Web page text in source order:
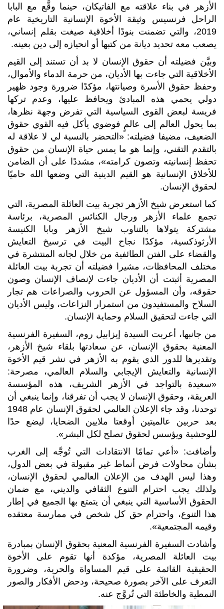
الأزهر في بناء علاقته مع الفاتيكان، حينما وقَّع مع البابا
الراحل فرنسيس وثيقة الأخوة الإنسانية التاريخية عام
2019، والتي تضمنت بنودًا أخلاقية صيغت بقلم إنساني،
يصعب معه تحديد ديانة من كتبها أو انحيازه إلى دين بعينه.
وبيَّن فضيلته أن حقوق الإنسان لا بد أن تستند إلى القيم
الأخلاقية التي جاءت بها الأديان، من حرمة الدماء والأموال،
وحفظ حقوق الأسرة وصيانتها، مؤكدًا ضرورة وجود ظهير
دولي يحمي هذه المبادئ ويحافظ عليها، وعدم تركها
فريسة لبعض القوى السياسية التي تفرض وجهة نظرها،
بما يحول العالم إلى عالمٍ فوضوي يأكل فيه القوي حقوق
الضعيف، مضيفا فضيلته: «التحضر بالنسبة لي لا علاقة له
بالتقدم التقني، وإنما هو ما يمس حياة الإنسان من حقوق
تحفظ إنسانيته وتصون كرامته»، مشددًا على أن الضامن
للأخلاق الإنسانية هو القيم الدينية التي وضعها الله حاميًا
لحقوق الإنسان.
كما استعرض شيخ الأزهر تجربة بيت العائلة المصرية، التي
تجمع علماء الأزهر ورجال الكنائس المصرية، برئاسة
مشتركة يتولاها بالتناوب شيخ الأزهر وبابا الكنيسة
الأرثوذكسية، مؤكدًا نجاح البيت في ترسيخ التعايش
والقضاء على الفتن الطائفية من خلال لجانه المنتشرة في
مختلف المحافظات، مشيرا فضيلته أن تجربة بيت العائلة
المصرية أثبتت أن الأديان جاءت لإنصاف الإنسان وصون
حقوقه، وأن المسؤول عن الحروب والصراعات هم تجار
السلاح والمستفيدون من استمرار النزاعات، وليس الأديان
التي جاءت لتحقيق السلام وحماية الإنسان.
من جانبها، أعربت السيدة إيزابيل روم، السفيرة الفرنسية
المعنية بحقوق الإنسان، عن سعادتها بلقاء شيخ الأزهر،
وتقديرها للدور الذي يقوم به الأزهر في نشر قيم الأخوة
الإنسانية والتعايش الإيجابي والسلام العالمي، مصرحة:
«سعيدة بالتواجد في الأزهر الشريف، هذه المؤسسة
العريقة، وحقوق الإنسان لا يجب أن تفرقنا، وإنما ينبغي أن
توحدنا، وقد جاء الإعلان العالمي لحقوق الإنسان عام 1948
بعد حربين عالميتين أوقعتا ملايين الضحايا، ليضع حدًا
للوحشية ويؤسس لحقوق تصلح لكل البشر».
وأضافت: «أعي تمامًا الانتقادات التي تُوجَّه إلى الغرب
بشأن محاولات فرض أنماط غير مقبولة في بعض الدول،
وهذا ليس الهدف من الإعلان العالمي لحقوق الإنسان،
ولذلك يجب احترام التنوع الثقافي والديني، مع ضمان
الحقوق الأساسية التي ينبغي أن يتمتع بها الجميع في إطار
هذا التنوع، واحترام حق كل شخص في ممارسة معتقده
وقيمه المجتمعية».
وأشادت السفيرة الفرنسية المعنية بحقوق الإنسان بمبادرة
بيت العائلة المصرية، مؤكدة أنها تقوم على الأخوة
الحقيقية القائمة على قيم المساواة والحرية، وضرورة
التعرف على الآخر بصورة صحيحة، ودحض الأفكار والصور
النمطية والخاطئة التي تُروَّج عنه.